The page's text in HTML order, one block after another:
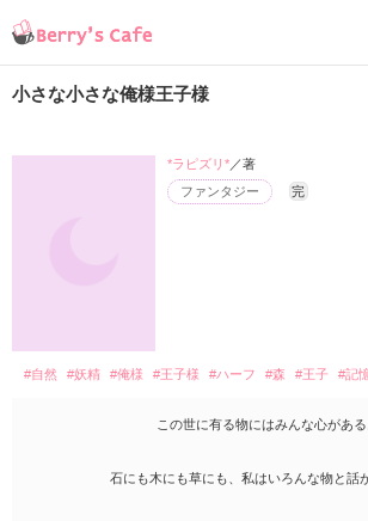
小さな小さな俺様王子様
ファンタジー 完
*ラピズリ*／著
#自然 #妖精 #俺様 #王子様 #ハーフ #森 #王子 #記
この世に有る物にはみんな心がある
石にも木にも草にも、私はいろんな物と話